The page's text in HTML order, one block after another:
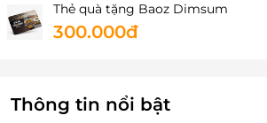
Thẻ quà tặng Baoz Dimsum
300.000đ
Thông tin nổi bật